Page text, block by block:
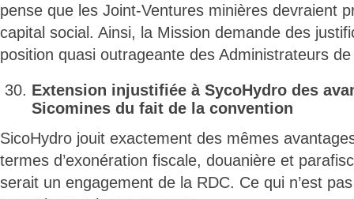
pense que les Joint-Ventures minières devraient
capital social. Ainsi, la Mission demande des
position quasi outrageante des Administrateurs
Extension injustifiée à SycoHydro des
Sicomines du fait de la convention
SicoHydro jouit exactement des mêmes
termes d’exonération fiscale, douanière et
serait un engagement de la RDC. Ce qui n’est